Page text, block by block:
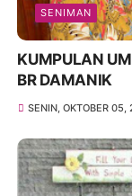
SENIMAN
KUMPULAN
BR DAMANIK
SENIN, OKTOBER 05,